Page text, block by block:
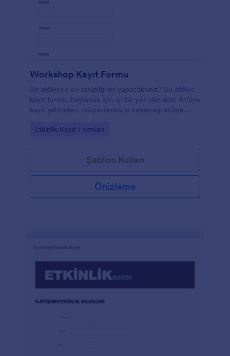
Workshop Kayıt Formu
Bir atölyeye ev sahipliği mi yapacaksınız? Bu atölye
kayıt formu, başlamak için iyi bir yer olacaktır. Atölye
kayıt şablonları, müşterilerinizin katılacağı atölye
çalıştay kayıt formu, katılımcının bilgileri, iletişim
olduklarına dair kısa bir soru gibi etkinlik
organizatörünün ihtiyaç duyacağı temel bilgileri
içerir. Bu şablon, etkinlik için bir giriş ücreti talep
etmeniz durumunda bir ödeme alanı da içerir.
Go to Category:
Etkinlik Kayıt Formları
Şablon Kullan
Önizleme